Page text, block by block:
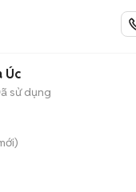
Úc
sử dụng